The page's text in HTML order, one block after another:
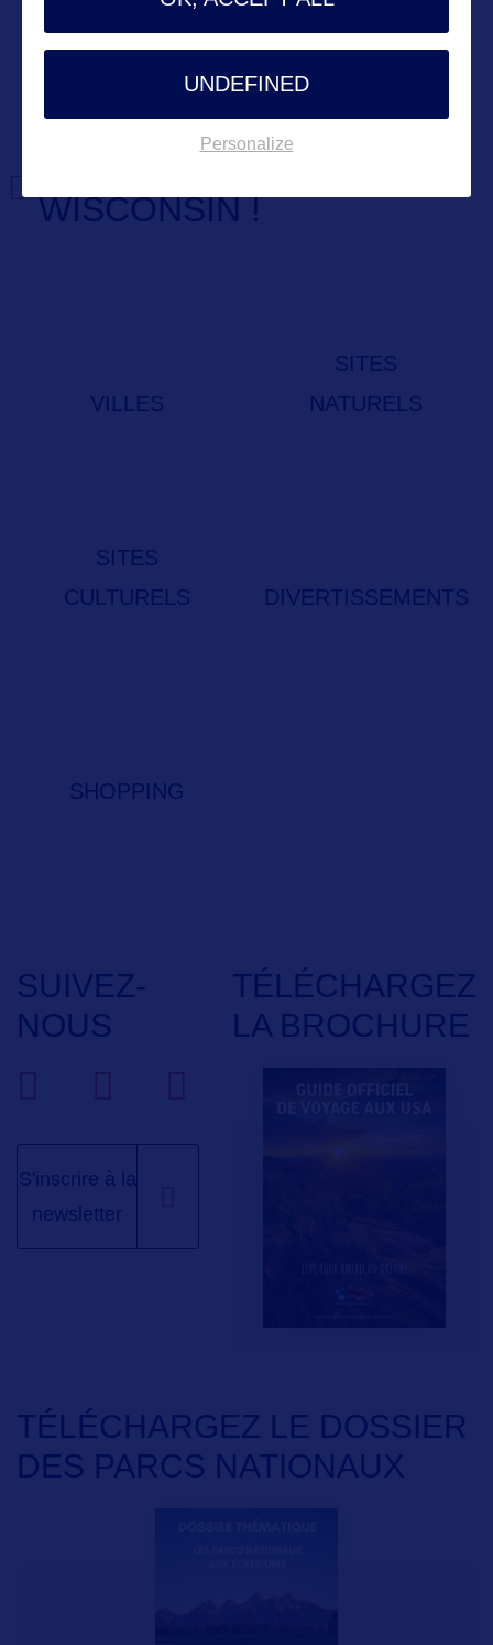
WISCONSIN !
VILLES
SITES
NATURELS
SITES
CULTURELS
DIVERTISSEMENTS
SHOPPING
SUIVEZ-
NOUS
S'inscrire à la
newsletter
TÉLÉCHARGEZ
LA BROCHURE
TÉLÉCHARGEZ LE DOSSIER
DES PARCS NATIONAUX
UNDEFINED
Personalize